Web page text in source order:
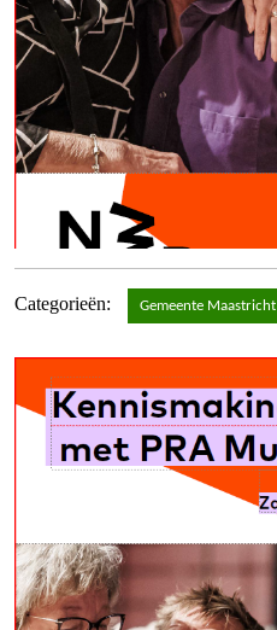
Categorieën: Gemeente Maastricht